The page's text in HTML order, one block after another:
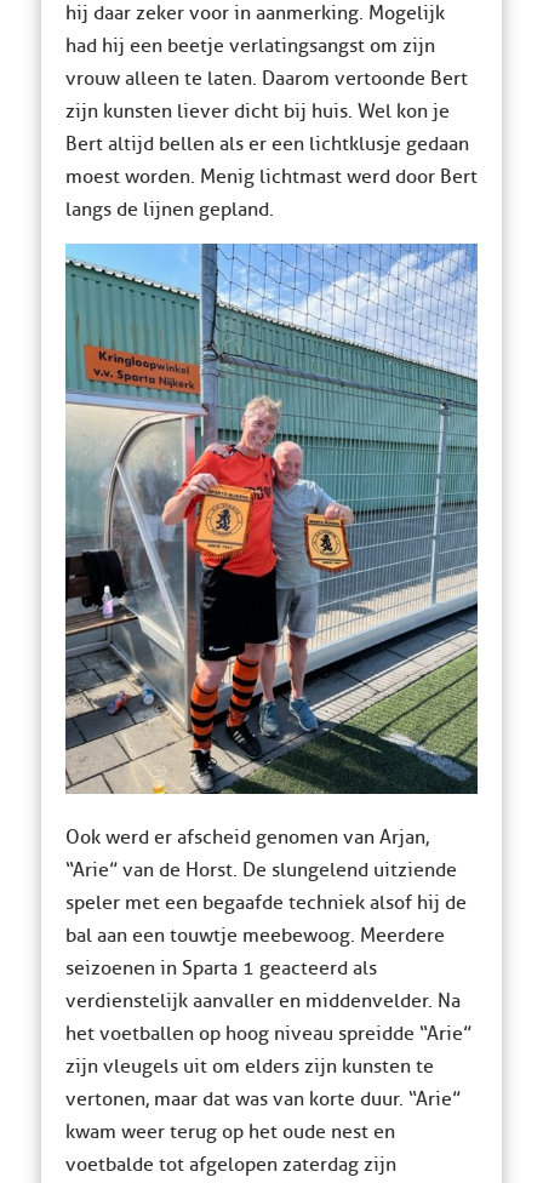
hij daar zeker voor in aanmerking. Mogelijk
had hij een beetje verlatingsangst om zijn
vrouw alleen te laten. Daarom vertoonde Bert
zijn kunsten liever dicht bij huis. Wel kon je
Bert altijd bellen als er een lichtklusje gedaan
moest worden. Menig lichtmast werd door Bert
langs de lijnen gepland.
Ook werd er afscheid genomen van Arjan,
“Arie” van de Horst. De slungelend uitziende
speler met een begaafde techniek alsof hij de
bal aan een touwtje meebewoog. Meerdere
seizoenen in Sparta 1 geacteerd als
verdienstelijk aanvaller en middenvelder. Na
het voetballen op hoog niveau spreidde “Arie”
zijn vleugels uit om elders zijn kunsten te
vertonen, maar dat was van korte duur. “Arie”
kwam weer terug op het oude nest en
voetbalde tot afgelopen zaterdag zijn